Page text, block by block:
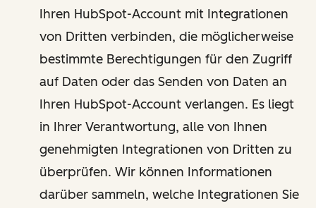
Ihren HubSpot-Account mit Integrationen
von Dritten verbinden, die möglicherweise
bestimmte Berechtigungen für den Zugriff
auf Daten oder das Senden von Daten an
Ihren HubSpot-Account verlangen. Es liegt
in Ihrer Verantwortung, alle von Ihnen
genehmigten Integrationen von Dritten zu
überprüfen. Wir können Informationen
darüber sammeln, welche Integrationen Sie